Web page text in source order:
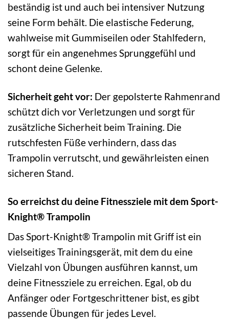
beständig ist und auch bei intensiver Nutzung
seine Form behält. Die elastische Federung,
wahlweise mit Gummiseilen oder Stahlfedern,
sorgt für ein angenehmes Sprunggefühl und
schont deine Gelenke.
Sicherheit geht vor: Der gepolsterte Rahmenrand
schützt dich vor Verletzungen und sorgt für
zusätzliche Sicherheit beim Training. Die
rutschfesten Füße verhindern, dass das
Trampolin verrutscht, und gewährleisten einen
sicheren Stand.
So erreichst du deine Fitnessziele mit dem Sport-
Knight® Trampolin
Das Sport-Knight® Trampolin mit Griff ist ein
vielseitiges Trainingsgerät, mit dem du eine
Vielzahl von Übungen ausführen kannst, um
deine Fitnessziele zu erreichen. Egal, ob du
Anfänger oder Fortgeschrittener bist, es gibt
passende Übungen für jedes Level.